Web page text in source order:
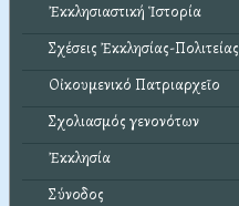
Ἐκκλησιαστική Ἱστορία
Σχέσεις Ἐκκλησίας-Πολιτείας
Οἰκουμενικό Πατριαρχεῖο
Σχολιασμός γενονότων
Ἐκκλησία
Σύνοδος